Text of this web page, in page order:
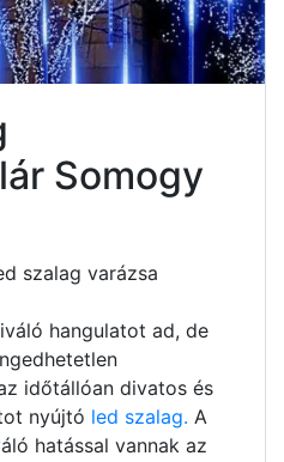
Somogy
szalag varázsa
hangulatot ad, de
időtállóan divatos és
nyújtó led szalag. A
hatással vannak az